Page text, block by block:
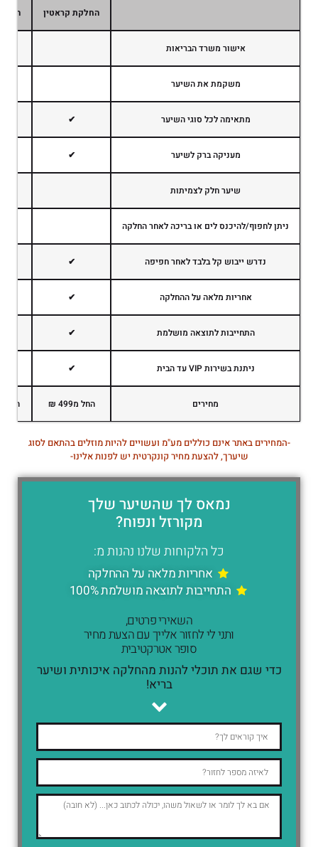
החלקת קראטין
אישור משרד הבריאות
משקמת את השיער
מתאימה לכל סוגי השיער ✔
מעניקה ברק לשיער ✔
שיער חלק לצמיתות
ניתן לחפוף/להיכנס לים או בריכה לאחר החלקה
נדרש ייבוש קל בלבד לאחר חפיפה ✔
אחריות מלאה על ההחלקה ✔
התחייבות לתוצאה מושלמת ✔
ניתנת בשירות VIP עד הבית ✔
מחירים החל מ499 ₪ החל
-המחירים באתר אינם כוללים מע"מ ועשויים להיות מוזלים בהתאם לסוג
שיערך, להצעת מחיר קונקרטית יש לפנות אלינו-
נמאס לך שהשיער שלך
מקורזל ונפוח?
כל הלקוחות שלנו נהנות מ:
אחריות מלאה על ההחלקה
התחייבות לתוצאה מושלמת 100%
השאירי פרטים,
ותני לי לחזור אלייך עם הצעת מחיר
סופר אטרקטיבית
כדי שגם את תוכלי להנות מהחלקה איכותית ושיער
בריא!